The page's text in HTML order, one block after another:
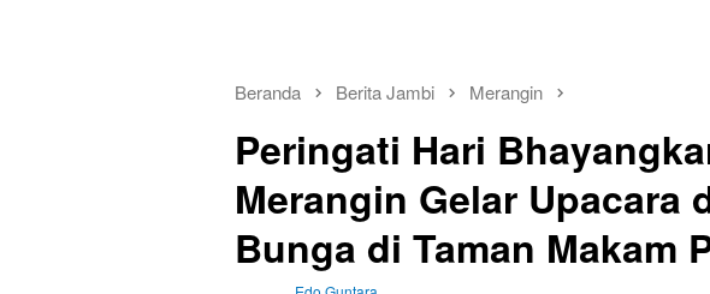
Beranda Berita Jambi Merangin
Peringati Hari
Merangin Gelar Upacara
Bunga di Taman Makam